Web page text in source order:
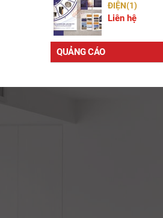
ĐIỆN(1)
Liên hệ
QUẢNG CÁO